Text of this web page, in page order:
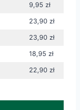
9,95 zł
23,90 zł
23,90 zł
18,95 zł
22,90 zł